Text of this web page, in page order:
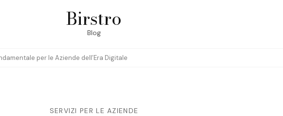
Birstro
Blog
per le Aziende dell’Era Digitale
SERVIZI PER LE AZIENDE